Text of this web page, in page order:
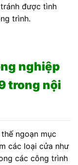
được tình
trình.
nghiệp
trong nội
ngoạn mục
các loại cửa như
các công trình